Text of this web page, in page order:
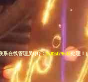
系在线管理员QQ：1589479632处理！)